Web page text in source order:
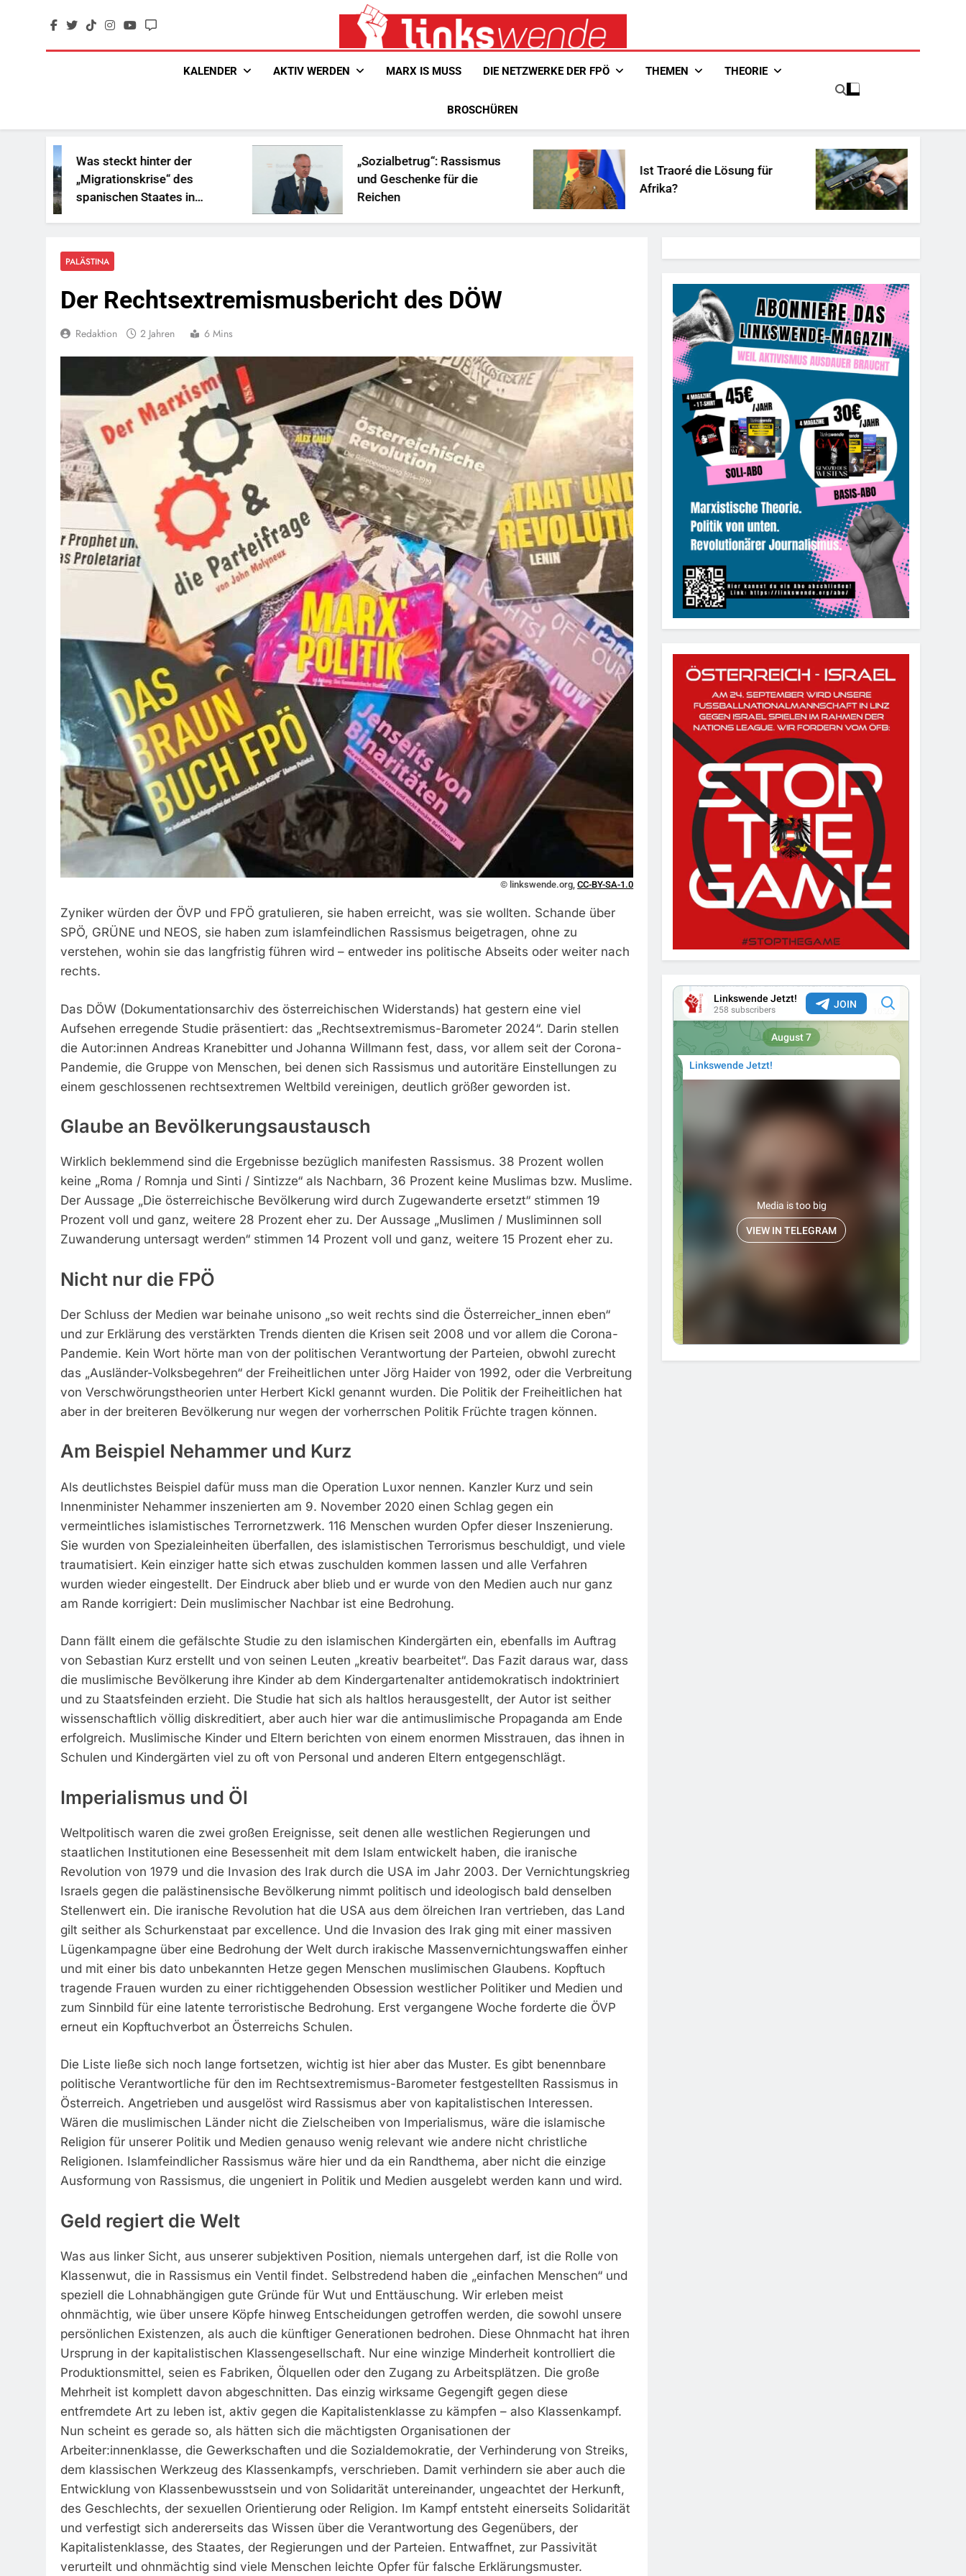
Linkswende Jetzt!
KALENDER AKTIV WERDEN MARX IS MUSS DIE NETZWERKE DER FPÖ THEMEN THEORIE
BROSCHÜREN
steckt hinter der
des
Staates in
„Sozialbetrug“: Rassismus
und Geschenke für die
Reichen
Ist Traoré die Lösung für
Afrika?
Unschuldiges Österreich
PALÄSTINA
Der Rechtsextremismusbericht des DÖW
Redaktion 2 Jahren 6 Mins
© linkswende.org,CC-BY-SA-1.0
Zyniker würden der ÖVP und FPÖ gratulieren, sie haben erreicht, was sie wollten. Schande über
SPÖ, GRÜNE und NEOS, sie haben zum islamfeindlichen Rassismus beigetragen, ohne zu
verstehen, wohin sie das langfristig führen wird – entweder ins politische Abseits oder weiter nach
rechts.
Das DÖW (Dokumentationsarchiv des österreichischen Widerstands) hat gestern eine viel
Aufsehen erregende Studie präsentiert: das „Rechtsextremismus-Barometer 2024“. Darin stellen
die Autor:innen Andreas Kranebitter und Johanna Willmann fest, dass, vor allem seit der Corona-
Pandemie, die Gruppe von Menschen, bei denen sich Rassismus und autoritäre Einstellungen zu
einem geschlossenen rechtsextremen Weltbild vereinigen, deutlich größer geworden ist.
Glaube an Bevölkerungsaustausch
Wirklich beklemmend sind die Ergebnisse bezüglich manifesten Rassismus. 38 Prozent wollen
keine „Roma / Romnja und Sinti / Sintizze“ als Nachbarn, 36 Prozent keine Muslimas bzw. Muslime.
Der Aussage „Die österreichische Bevölkerung wird durch Zugewanderte ersetzt“ stimmen 19
Prozent voll und ganz, weitere 28 Prozent eher zu. Der Aussage „Muslimen / Musliminnen soll
Zuwanderung untersagt werden“ stimmen 14 Prozent voll und ganz, weitere 15 Prozent eher zu.
Nicht nur die FPÖ
Der Schluss der Medien war beinahe unisono „so weit rechts sind die Österreicher_innen eben“
und zur Erklärung des verstärkten Trends dienten die Krisen seit 2008 und vor allem die Corona-
Pandemie. Kein Wort hörte man von der politischen Verantwortung der Parteien, obwohl zurecht
das „Ausländer-Volksbegehren“ der Freiheitlichen unter Jörg Haider von 1992, oder die Verbreitung
von Verschwörungstheorien unter Herbert Kickl genannt wurden. Die Politik der Freiheitlichen hat
aber in der breiteren Bevölkerung nur wegen der vorherrschen Politik Früchte tragen können.
Am Beispiel Nehammer und Kurz
Als deutlichstes Beispiel dafür muss man die Operation Luxor nennen. Kanzler Kurz und sein
Innenminister Nehammer inszenierten am 9. November 2020 einen Schlag gegen ein
vermeintliches islamistisches Terrornetzwerk. 116 Menschen wurden Opfer dieser Inszenierung.
Sie wurden von Spezialeinheiten überfallen, des islamistischen Terrorismus beschuldigt, und viele
traumatisiert. Kein einziger hatte sich etwas zuschulden kommen lassen und alle Verfahren
wurden wieder eingestellt. Der Eindruck aber blieb und er wurde von den Medien auch nur ganz
am Rande korrigiert: Dein muslimischer Nachbar ist eine Bedrohung.
Dann fällt einem die gefälschte Studie zu den islamischen Kindergärten ein, ebenfalls im Auftrag
von Sebastian Kurz erstellt und von seinen Leuten „kreativ bearbeitet“. Das Fazit daraus war, dass
die muslimische Bevölkerung ihre Kinder ab dem Kindergartenalter antidemokratisch indoktriniert
und zu Staatsfeinden erzieht. Die Studie hat sich als haltlos herausgestellt, der Autor ist seither
wissenschaftlich völlig diskreditiert, aber auch hier war die antimuslimische Propaganda am Ende
erfolgreich. Muslimische Kinder und Eltern berichten von einem enormen Misstrauen, das ihnen in
Schulen und Kindergärten viel zu oft von Personal und anderen Eltern entgegenschlägt.
Imperialismus und Öl
Weltpolitisch waren die zwei großen Ereignisse, seit denen alle westlichen Regierungen und
staatlichen Institutionen eine Besessenheit mit dem Islam entwickelt haben, die iranische
Revolution von 1979 und die Invasion des Irak durch die USA im Jahr 2003. Der Vernichtungskrieg
Israels gegen die palästinensische Bevölkerung nimmt politisch und ideologisch bald denselben
Stellenwert ein. Die iranische Revolution hat die USA aus dem ölreichen Iran vertrieben, das Land
gilt seither als Schurkenstaat par excellence. Und die Invasion des Irak ging mit einer massiven
Lügenkampagne über eine Bedrohung der Welt durch irakische Massenvernichtungswaffen einher
und mit einer bis dato unbekannten Hetze gegen Menschen muslimischen Glaubens. Kopftuch
tragende Frauen wurden zu einer richtiggehenden Obsession westlicher Politiker und Medien und
zum Sinnbild für eine latente terroristische Bedrohung. Erst vergangene Woche forderte die ÖVP
erneut ein Kopftuchverbot an Österreichs Schulen.
Die Liste ließe sich noch lange fortsetzen, wichtig ist hier aber das Muster. Es gibt benennbare
politische Verantwortliche für den im Rechtsextremismus-Barometer festgestellten Rassismus in
Österreich. Angetrieben und ausgelöst wird Rassismus aber von kapitalistischen Interessen.
Wären die muslimischen Länder nicht die Zielscheiben von Imperialismus, wäre die islamische
Religion für unserer Politik und Medien genauso wenig relevant wie andere nicht christliche
Religionen. Islamfeindlicher Rassismus wäre hier und da ein Randthema, aber nicht die einzige
Ausformung von Rassismus, die ungeniert in Politik und Medien ausgelebt werden kann und wird.
Geld regiert die Welt
Was aus linker Sicht, aus unserer subjektiven Position, niemals untergehen darf, ist die Rolle von
Klassenwut, die in Rassismus ein Ventil findet. Selbstredend haben die „einfachen Menschen“ und
speziell die Lohnabhängigen gute Gründe für Wut und Enttäuschung. Wir erleben meist
ohnmächtig, wie über unsere Köpfe hinweg Entscheidungen getroffen werden, die sowohl unsere
persönlichen Existenzen, als auch die künftiger Generationen bedrohen. Diese Ohnmacht hat ihren
Ursprung in der kapitalistischen Klassengesellschaft. Nur eine winzige Minderheit kontrolliert die
Produktionsmittel, seien es Fabriken, Ölquellen oder den Zugang zu Arbeitsplätzen. Die große
Mehrheit ist komplett davon abgeschnitten. Das einzig wirksame Gegengift gegen diese
entfremdete Art zu leben ist, aktiv gegen die Kapitalistenklasse zu kämpfen – also Klassenkampf.
Nun scheint es gerade so, als hätten sich die mächtigsten Organisationen der
Arbeiter:innenklasse, die Gewerkschaften und die Sozialdemokratie, der Verhinderung von Streiks,
dem klassischen Werkzeug des Klassenkampfs, verschrieben. Damit verhindern sie aber auch die
Entwicklung von Klassenbewusstsein und von Solidarität untereinander, ungeachtet der Herkunft,
des Geschlechts, der sexuellen Orientierung oder Religion. Im Kampf entsteht einerseits Solidarität
und verfestigt sich andererseits das Wissen über die Verantwortung des Gegenübers, der
Kapitalistenklasse, des Staates, der Regierungen und der Parteien. Entwaffnet, zur Passivität
verurteilt und ohnmächtig sind viele Menschen leichte Opfer für falsche Erklärungsmuster.